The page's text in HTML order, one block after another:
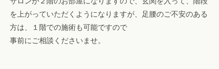
を上がっていただくようになりますが、足腰のご不安のある
方は、１階での施術も可能ですので
事前にご相談くださいませ。